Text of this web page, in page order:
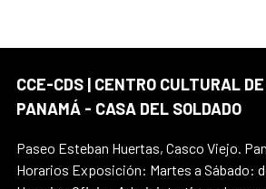
CCE-CDS | CENTRO CULTURAL
PANAMÁ - CASA DEL SOLDADO
Paseo Esteban Huertas, Casco Viejo.
Horarios Exposición: Martes a Sábado: